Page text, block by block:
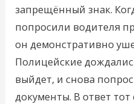
запрещённый знак.
попросили водителя
он демонстративно
Полицейские
выйдет, и снова
документы. В ответ тот